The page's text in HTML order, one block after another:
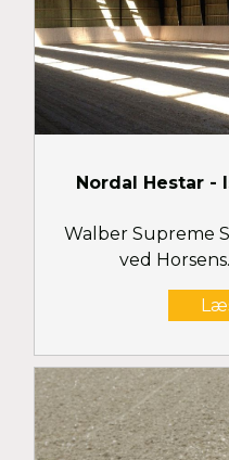
Nordal Hestar
Walber Supreme
ved